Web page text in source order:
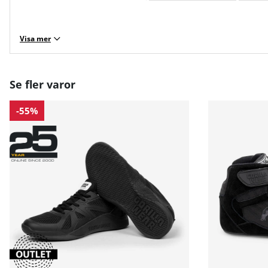
Visa mer
Se fler varor
-55%